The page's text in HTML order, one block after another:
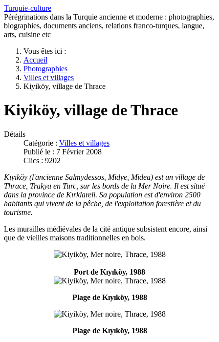
Turquie-culture
Pérégrinations dans la Turquie ancienne et moderne : photographies,
biographies, documents anciens, relations franco-turques, langue,
arts, cuisine etc
Vous êtes ici :
Accueil
Photographies
Villes et villages
Kiyiköy, village de Thrace
Kiyiköy, village de Thrace
Détails
Catégorie : Villes et villages
Publié le : 7 Février 2008
Clics : 9202
Kıyıköy (l'ancienne Salmydessos, Midye, Midea) est un village de
Thrace, Trakya en Turc, sur les bords de la Mer Noire. Il est situé
dans la province de Kırklareli. Sa population est d'environ 2500
habitants qui vivent de la pêche, de l'exploitation forestière et du
tourisme.
Les murailles médiévales de la cité antique subsistent encore, ainsi
que de vieilles maisons traditionnelles en bois.
Port de Kıyıköy, 1988
Plage de Kıyıköy, 1988
Plage de Kıyıköy, 1988